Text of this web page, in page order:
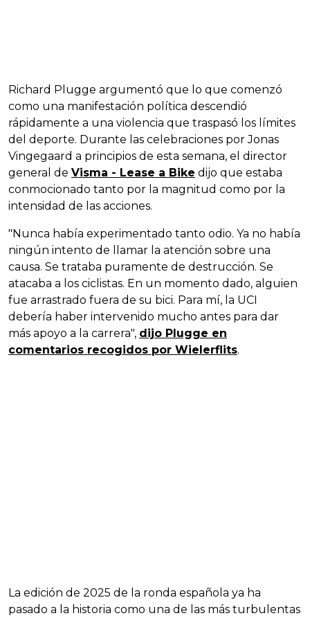
Richard Plugge argumentó que lo que comenzó
como una manifestación política descendió
rápidamente a una violencia que traspasó los límites
del deporte. Durante las celebraciones por Jonas
Vingegaard a principios de esta semana, el director
general de Visma - Lease a Bike dijo que estaba
conmocionado tanto por la magnitud como por la
intensidad de las acciones.
"Nunca había experimentado tanto odio. Ya no había
ningún intento de llamar la atención sobre una
causa. Se trataba puramente de destrucción. Se
atacaba a los ciclistas. En un momento dado, alguien
fue arrastrado fuera de su bici. Para mí, la UCI
debería haber intervenido mucho antes para dar
más apoyo a la carrera", dijo Plugge en
comentarios recogidos por Wielerflits.
La edición de 2025 de la ronda española ya ha
pasado a la historia como una de las más turbulentas